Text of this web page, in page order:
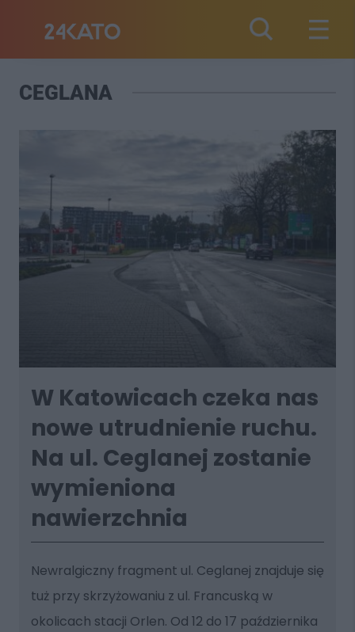
CEGLANA
W Katowicach czeka nas
nowe utrudnienie ruchu.
Na ul. Ceglanej zostanie
wymieniona
nawierzchnia
Newralgiczny fragment ul. Ceglanej znajduje się
tuż przy skrzyżowaniu z ul. Francuską w
okolicach stacji Orlen. Od 12 do 17 października